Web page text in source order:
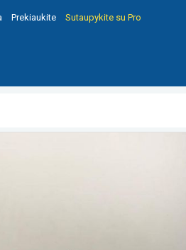
Prekiaukite Sutaupykite su Pro
4K0941033 1ZX01337601